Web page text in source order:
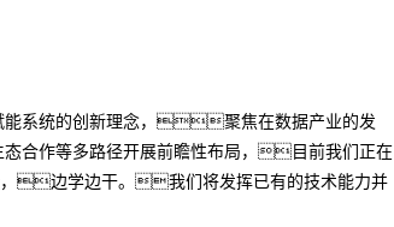
系统的创新理念，聚焦在数据产业的发
作等多路径开展前瞻性布局，目前我们正在
边学边干。我们将发挥已有的技术能力并